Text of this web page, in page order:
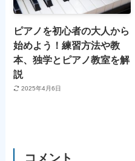
ピアノを初心者の大人から
始めよう！練習方法や教
本、独学とピアノ教室を解
説
2025年4月6日
コメント